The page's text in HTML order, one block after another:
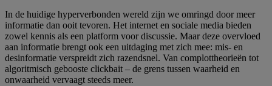
In de huidige hyperverbonden wereld zijn we omringd door meer
informatie dan ooit tevoren. Het internet en sociale media bieden
zowel kennis als een platform voor discussie. Maar deze overvloed
aan informatie brengt ook een uitdaging met zich mee: mis- en
desinformatie verspreidt zich razendsnel. Van complottheorieën tot
algoritmisch gebooste clickbait – de grens tussen waarheid en
onwaarheid vervaagt steeds meer.